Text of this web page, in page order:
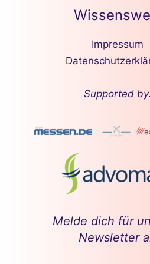
Impressum
Supported
Melde dich für
Newsletter